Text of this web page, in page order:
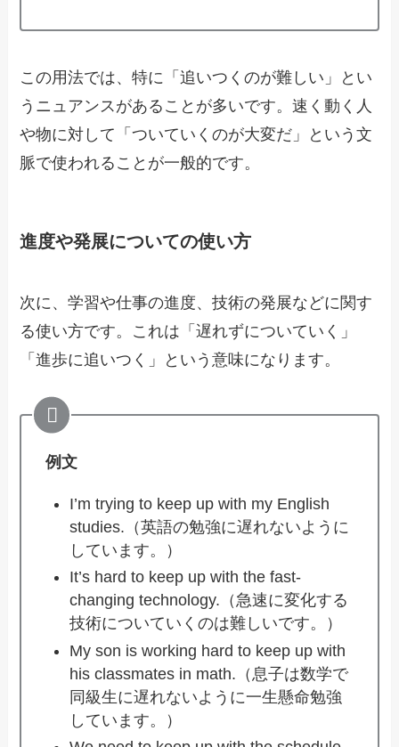
この用法では、特に「追いつくのが難しい」とい
うニュアンスがあることが多いです。速く動く人
や物に対して「ついていくのが大変だ」という文
脈で使われることが一般的です。
進度や発展についての使い方
次に、学習や仕事の進度、技術の発展などに関す
る使い方です。これは「遅れずについていく」
「進歩に追いつく」という意味になります。
例文
I’m trying to keep up with my English
studies.（英語の勉強に遅れないように
しています。）
It’s hard to keep up with the fast-
changing technology.（急速に変化する
技術についていくのは難しいです。）
My son is working hard to keep up with
his classmates in math.（息子は数学で
同級生に遅れないように一生懸命勉強
しています。）